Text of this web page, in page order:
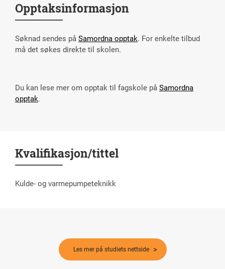
Opptaksinformasjon
Søknad sendes på Samordna opptak. For enkelte tilbud
må det søkes direkte til skolen.
Du kan lese mer om opptak til fagskole på Samordna
opptak.
Kvalifikasjon/tittel
Kulde- og varmepumpeteknikk
Les mer på studiets nettside